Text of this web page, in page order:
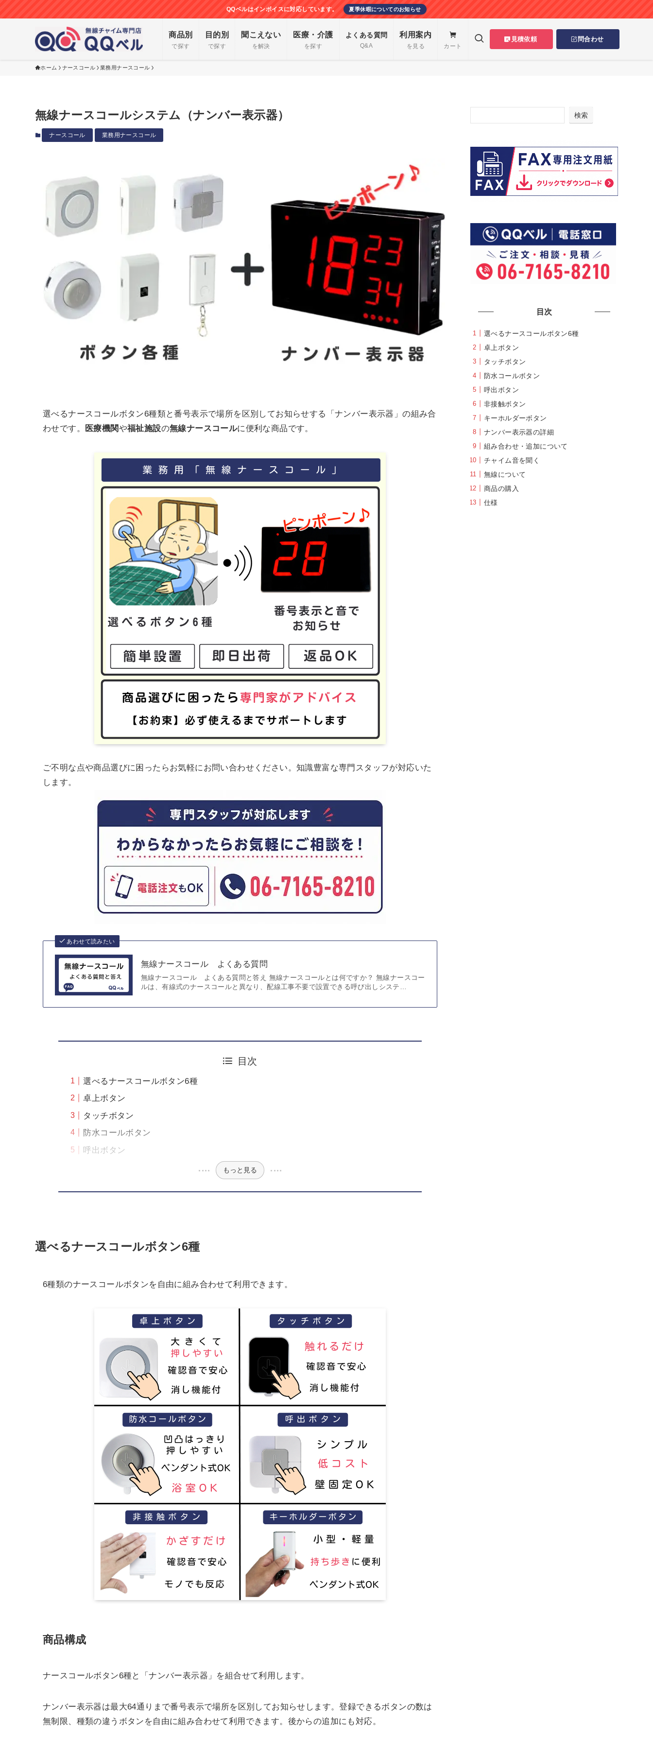
QQベルはインボイスに対応しています。 夏季休暇についてのお知らせ
商品別
で探す
目的別
で探す
聞こえない
を解決
医療・介護
を探す
よくある質問
Q&A
利用案内
を見る カート
見積依頼 問合わせ
ホーム ナースコール 業務用ナースコール
無線ナースコールシステム（ナンバー表示器）
ナースコール 業務用ナースコール
選べるナースコールボタン6種類と番号表示で場所を区別してお知らせする「ナンバー表示器」の組み合
わせです。
医療機関や福祉施設の無線ナースコールに便利な商品です。
ご不明な点や商品選びに困ったらお気軽にお問い合わせください。知識豊富な専門スタッフが対応いた
します。
あわせて読みたい
無線ナースコール よくある質問
無線ナースコール よくある質問と答え 無線ナースコールとは何ですか？ 無線ナースコー
ルは、有線式のナースコールと異なり、配線工事不要で設置できる呼び出しシステ…
目次
選べるナースコールボタン6種
卓上ボタン
タッチボタン
防水コールボタン
呼出ボタン
もっと見る
選べるナースコールボタン6種
6種類のナースコールボタンを自由に組み合わせて利用できます。
商品構成
ナースコールボタン6種と「ナンバー表示器」を組合せて利用します。
ナンバー表示器は最大64通りまで番号表示で場所を区別してお知らせします。登録できるボタンの数は
無制限、種類の違うボタンを自由に組み合わせて利用できます。後からの追加にも対応。
検索
目次
選べるナースコールボタン6種
卓上ボタン
タッチボタン
防水コールボタン
呼出ボタン
非接触ボタン
キーホルダーボタン
ナンバー表示器の詳細
組み合わせ・追加について
チャイム音を聞く
無線について
商品の購入
仕様